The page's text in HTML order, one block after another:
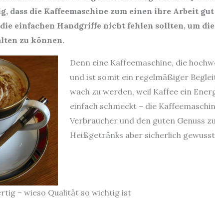
dass die Kaffeemaschine zum einen ihre Arbeit
einfachen Handgriffe nicht fehlen sollten, um
zu können.
Denn eine Kaffeemaschine, die
und ist somit ein regelmäßiger
wach zu werden, weil Kaffee ein
einfach schmeckt – die
Verbraucher und den guten Genuss
Heißgetränks aber sicherlich
– wieso Qualität so wichtig ist